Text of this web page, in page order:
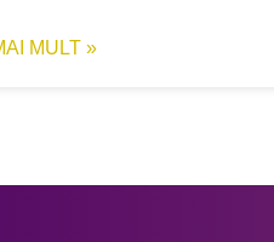
MULT »